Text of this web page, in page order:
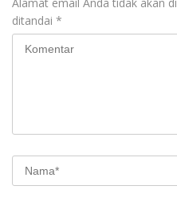
ditandai *